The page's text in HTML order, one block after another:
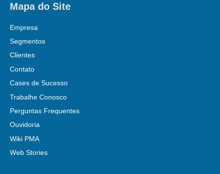
Mapa do Site
Empresa
Segmentos
Clientes
Contato
Cases de Sucesso
Trabalhe Conosco
Perguntas Frequentes
Ouvidoria
Wiki PMA
Web Stories